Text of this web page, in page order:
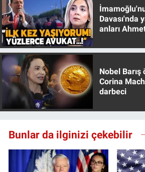
Davası'nda
anları
Nobel
Corina
darbeci
Bunlar da ilginizi çekebilir